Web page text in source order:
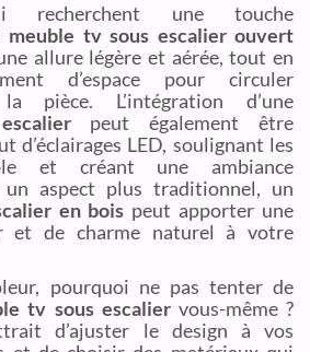
recherchent une touche
meuble tv sous escalier ouvert
allure légère et aérée, tout en
d’espace pour circuler
pièce. L’intégration d’une
peut également être
d’éclairages LED, soulignant les
et créant une ambiance
un aspect plus traditionnel, un
en bois peut apporter une
et de charme naturel à votre
pourquoi ne pas tenter de
tv sous escaliervous-même ?
d’ajuster le design à vos